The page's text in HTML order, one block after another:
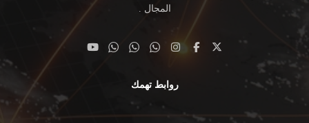
المجال .
روابط تهمك